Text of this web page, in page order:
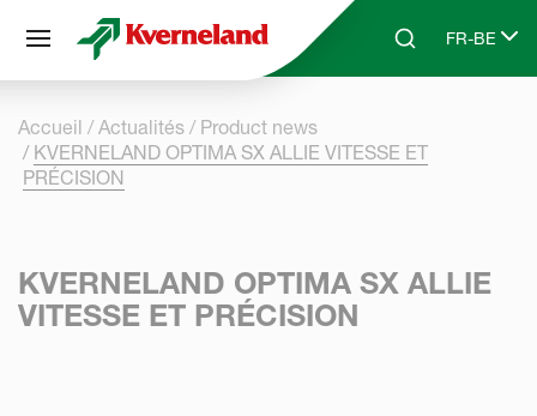
Skip to main content
SearchFR-BE
Select
Accueil Actualités
Product news
KVERNELAND OPTIMA SX ALLIE VITESSE ET
PRÉCISION
KVERNELAND OPTIMA SX ALLIE
VITESSE ET PRÉCISION
Panneau de gestion des cookies